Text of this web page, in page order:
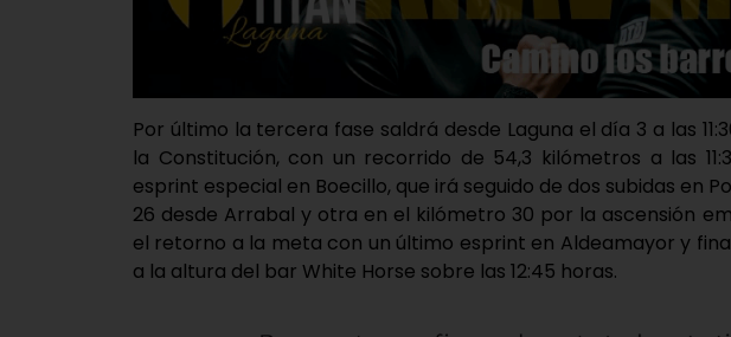
Por último la tercera fase saldrá desde Laguna el día 3 a las
la Constitución, con un recorrido de 54,3 kilómetros a las
esprint especial en Boecillo, que irá seguido de dos subidas en
26 desde Arrabal y otra en el kilómetro 30 por la ascensión
el retorno a la meta con un último esprint en Aldeamayor y
a la altura del bar White Horse sobre las 12:45 horas.